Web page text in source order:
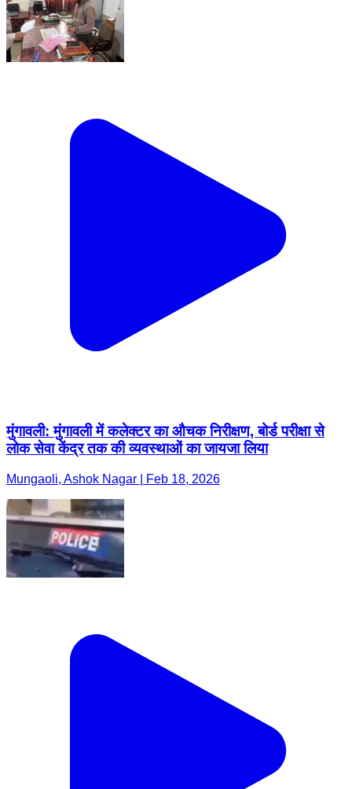
मुंगावली: मुंगावली में कलेक्टर का औचक निरीक्षण, बोर्ड परीक्षा से
लोक सेवा केंद्र तक की व्यवस्थाओं का जायजा लिया
Mungaoli, Ashok Nagar | Feb 18, 2026